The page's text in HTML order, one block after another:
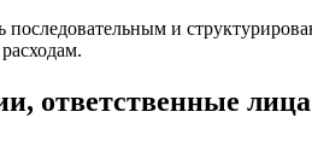
и
ответственные